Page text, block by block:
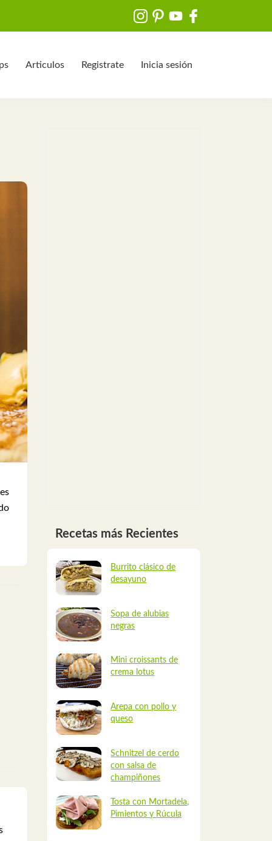
Articulos Registrate Inicia sesión
Recetas más Recientes
Burrito clásico de
desayuno
Sopa de alubias
negras
Mini croissants de
crema lotus
Arepa con pollo y
queso
Schnitzel de cerdo
con salsa de
champiñones
Tosta con Mortadela,
Pimientos y Rúcula